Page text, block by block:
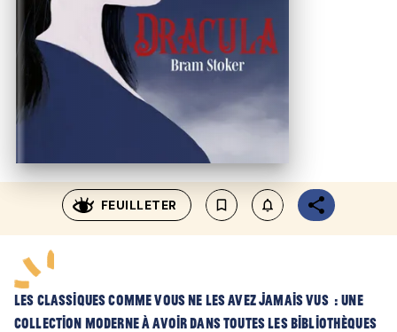
FEUILLETER bookmark_border
Les classiques comme vous ne les avez jamais vus : une
collection moderne à avoir dans toutes les bibliothèques